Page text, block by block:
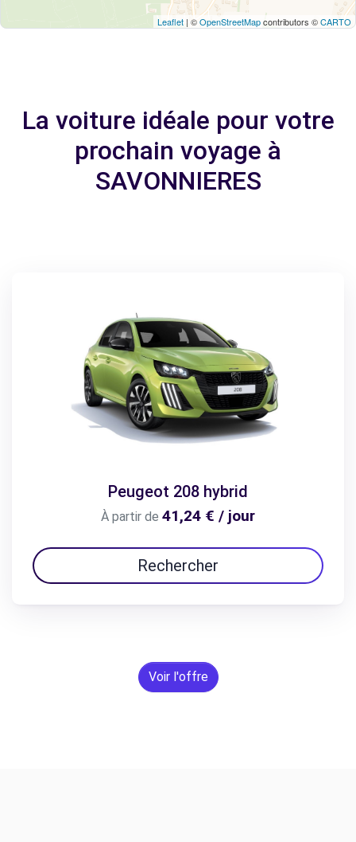
Leaflet | ©OpenStreetMapcontributors ©CARTO
La voiture idéale pour votre
prochain voyage à
SAVONNIERES
Peugeot 208 hybrid
À partir de 41,24 € / jour
Rechercher
Voir l'offre